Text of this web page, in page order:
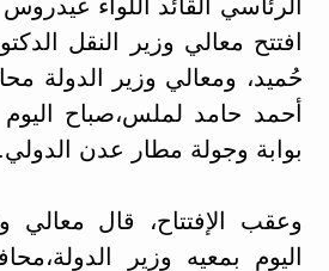
الرئاسي القائد اللواء
افتتح معالي وزير النقل
حُميد، ومعالي وزير الدولة
أحمد حامد لملس،صباح
بوابة وجولة مطار عدن الدولي.
وعقب الإفتتاح، قال معالي
اليوم بمعيه وزير